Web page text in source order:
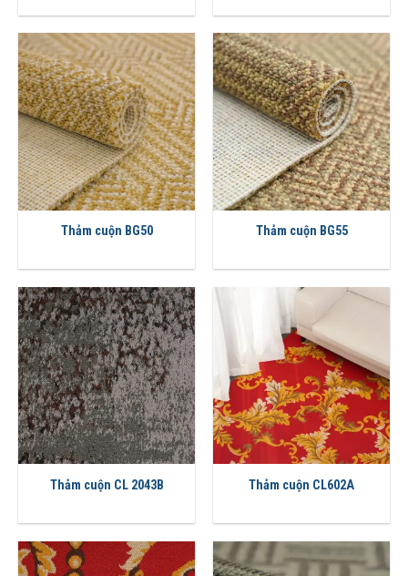
Thảm cuộn BG50 Thảm cuộn BG55
Thảm cuộn CL 2043B Thảm cuộn CL602A